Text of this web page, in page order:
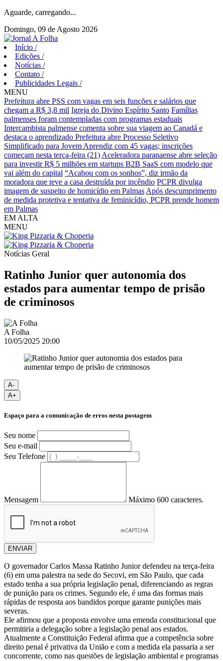
Aguarde, carregando...
Domingo, 09 de Agosto 2026
Início /
Edições /
Notícias /
Contato /
Publicidades Legais /
MENU
Prefeitura abre PSS com vagas em seis funções e salários que
chegam a R$ 3,8 mil Igreja do Divino Espírito Santo Famílias
palmenses foram contempladas com programas estaduais
Intercambista palmense comenta sobre sua viagem ao Canadá e
destaca o aprendizado Prefeitura abre Processo Seletivo
Simplificado para Jovem Aprendiz com 45 vagas; inscrições
começam nesta terça-feira (21) Aceleradora paranaense abre seleção
para investir R$ 5 milhões em startups B2B SaaS com modelo que
vai além do capital “Acabou com os sonhos”, diz irmão da
moradora que teve a casa destruída por incêndio PCPR divulga
imagem de suspeito de homicídio em Palmas Após descumprimento
de medida protetiva e tentativa de feminicídio, PCPR prende homem
em Palmas
EM ALTA
MENU
Notícias Geral
Ratinho Junior quer autonomia dos
estados para aumentar tempo de prisão
de criminosos
A Folha
10/05/2025 20:00
A-
A+
Espaço para a comunicação de erros nesta postagem
Seu nome
Seu e-mail
Seu Telefone
Mensagem Máximo 600 caracteres.
ENVIAR
O governador Carlos Massa Ratinho Junior defendeu na terça-feira
(6) em uma palestra na sede do Secovi, em São Paulo, que cada
estado tenha a sua própria legislação penal, diferenciando as regras
de punição para os crimes. Segundo ele, é uma das formas mais
rápidas de resposta aos bandidos porque garante punições mais
severas.
Ele afirmou que a proposta envolve uma emenda constitucional que
permitiria a delegação sobre a legislação penal aos estados.
Atualmente a Constituição Federal afirma que a competência sobre
direito penal é privativa da União e com a medida ela passaria a ser
concorrente, como nas questões de legislação ambiental e programas